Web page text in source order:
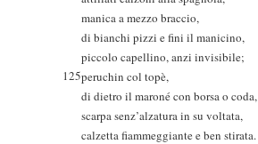
manica a mezzo braccio,
di bianchi pizzi e fini il manicino,
piccolo capellino, anzi invisibile;
125peruchin col topè,
di dietro il maroné con borsa o coda,
scarpa senz’alzatura in su voltata,
calzetta fiammeggiante e ben stirata.